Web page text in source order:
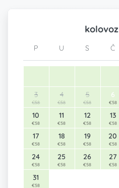
kolovoz
P U S Č
3
€58
4
€58
5
€58
6
€58
10
€58
11
€58
12
€58
13
€58
17
€58
18
€58
19
€58
20
€58
24
€58
25
€58
26
€58
27
€58
31
€58